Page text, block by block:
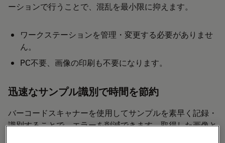
ーションで行うことで、混乱を最小限に抑えます。
ワークステーションを管理・変更する必要がありませ
ん。
PC不要、画像の印刷も不要になります。
迅速なサンプル識別で時間を節約
バーコードスキャナーを使用してサンプルを素早く記録・
識別することで、エラーを削減できます。取得した画像と